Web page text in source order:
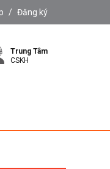
/ Đăng ký
Trung Tâm
CSKH